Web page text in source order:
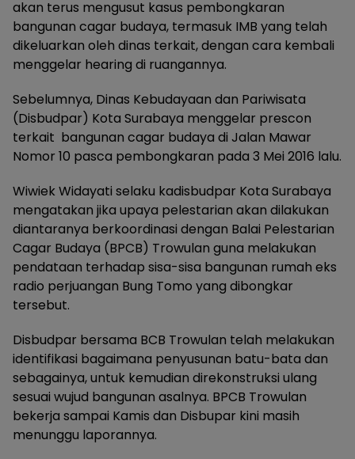
akan terus mengusut kasus pembongkaran
bangunan cagar budaya, termasuk IMB yang telah
dikeluarkan oleh dinas terkait, dengan cara kembali
menggelar hearing di ruangannya.
Sebelumnya, Dinas Kebudayaan dan Pariwisata
(Disbudpar) Kota Surabaya menggelar prescon
terkait bangunan cagar budaya di Jalan Mawar
Nomor 10 pasca pembongkaran pada 3 Mei 2016 lalu.
Wiwiek Widayati selaku kadisbudpar Kota Surabaya
mengatakan jika upaya pelestarian akan dilakukan
diantaranya berkoordinasi dengan Balai Pelestarian
Cagar Budaya (BPCB) Trowulan guna melakukan
pendataan terhadap sisa-sisa bangunan rumah eks
radio perjuangan Bung Tomo yang dibongkar
tersebut.
Disbudpar bersama BCB Trowulan telah melakukan
identifikasi bagaimana penyusunan batu-bata dan
sebagainya, untuk kemudian direkonstruksi ulang
sesuai wujud bangunan asalnya. BPCB Trowulan
bekerja sampai Kamis dan Disbupar kini masih
menunggu laporannya.